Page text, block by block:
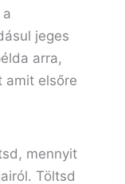
jeges
arra,
amit elsőre
mennyit
Töltsd